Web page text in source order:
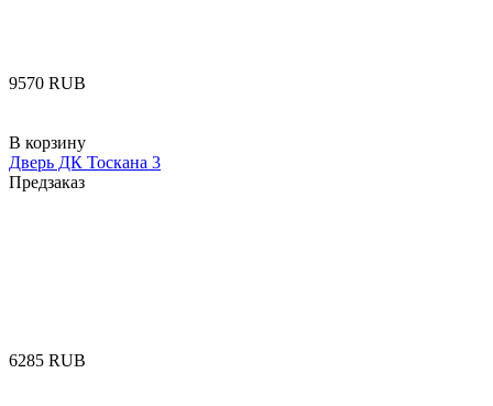
‍9570‍ RUB
В корзину
Дверь ДК Тоскана 3
Предзаказ
‍6285‍ RUB